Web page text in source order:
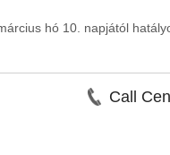
hó 10. napjától
Call